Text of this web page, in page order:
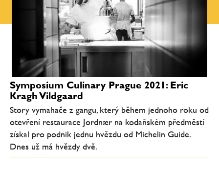
Symposium Culinary Prague 2021: Eric
Kragh Vildgaard
Story vymahače z gangu, který během jednoho roku od
otevření restaurace Jordnær na kodaňském předměstí
získal pro podnik jednu hvězdu od Michelin Guide.
Dnes už má hvězdy dvě.